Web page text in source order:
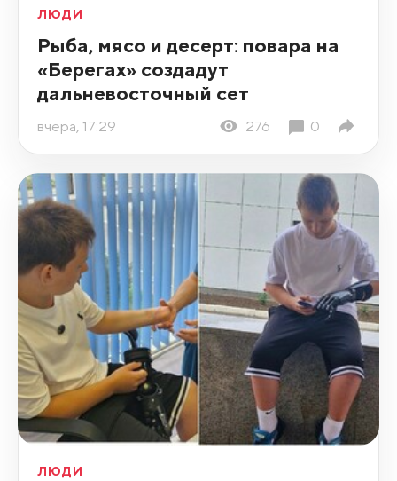
ЛЮДИ
Рыба, мясо и десерт: повара на
«Берегах» создадут
дальневосточный сет
вчера, 17:29 276 0
ЛЮДИ